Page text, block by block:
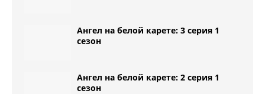
Ангел на белой карете: 3 серия 1
сезон
Ангел на белой карете: 2 серия 1
сезон